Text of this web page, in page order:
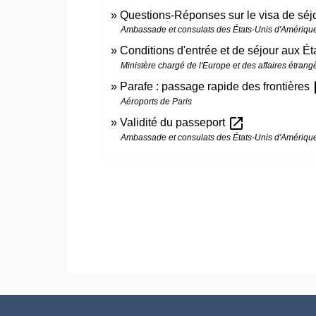
Questions-Réponses sur le visa de
Ambassade et consulats des États-Unis
Conditions d'entrée et de séjour aux
Ministère chargé de l'Europe et des affaires
Parafe : passage rapide des frontières
Aéroports de Paris
Validité du passeport open_in_new
Ambassade et consulats des États-Unis